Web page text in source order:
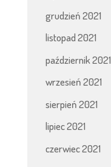
grudzień 2021
listopad 2021
październik 2021
wrzesień 2021
sierpień 2021
lipiec 2021
czerwiec 2021